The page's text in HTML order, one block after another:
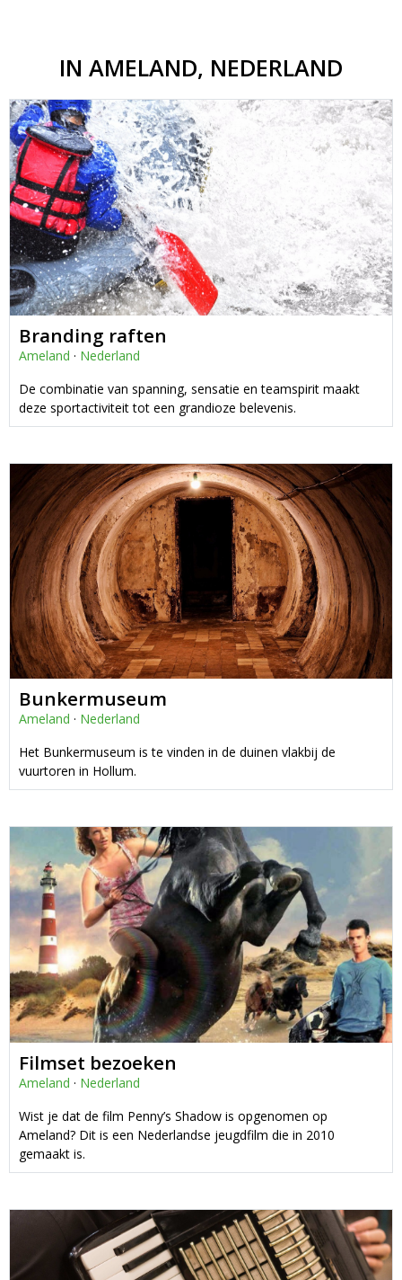
IN AMELAND, NEDERLAND
Branding raften
Ameland · Nederland
De combinatie van spanning, sensatie en teamspirit maakt
deze sportactiviteit tot een grandioze belevenis.
Bunkermuseum
Ameland · Nederland
Het Bunkermuseum is te vinden in de duinen vlakbij de
vuurtoren in Hollum.
Filmset bezoeken
Ameland · Nederland
Wist je dat de film Penny’s Shadow is opgenomen op
Ameland? Dit is een Nederlandse jeugdfilm die in 2010
gemaakt is.